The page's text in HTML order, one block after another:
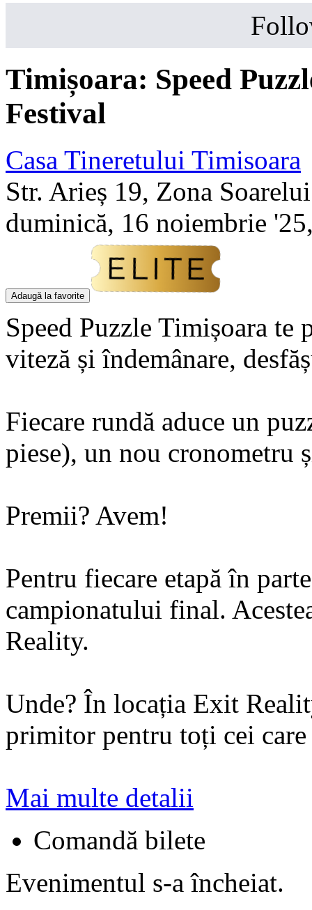
Timișoara: Speed
Festival
Casa Tineretului Timisoara
Str. Arieș 19, Zona Soarelui
duminică, 16 noiembrie
Adaugă la favorite
Speed Puzzle Timișoara te
viteză și îndemânare,
Fiecare rundă aduce un
piese), un nou cronometru
Premii? Avem!
Pentru fiecare etapă în
campionatului final.
Reality.
Unde? În locația Exit
primitor pentru toți cei
Mai multe detalii
Comandă bilete
Evenimentul s-a încheiat.